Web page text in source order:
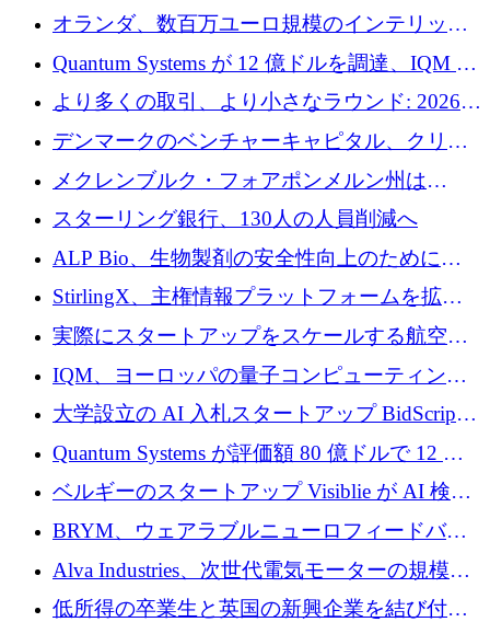
ウェア層
オランダ、数百万ユーロ規模のインテリック
との提携で軍用ドローンにソフトウェアファ
ースト戦略を採用
Quantum Systems が 12 億ドルを調達、IQM が
米国の主要取引所で初の欧州量子企業とな
る、6 月に欧州のスタートアップ資金調達
より多くの取引、より小さなラウンド: 2026
年 6 月に欧州のスタートアップ資金調達
デンマークのベンチャーキャピタル、クリメ
ンタム・キャピタルが気候変動対策ハードウ
ェア投資として初回クローズで6,000万ユーロ
を確保
メクレンブルク・フォアポンメルン州は
Nextcloud を州全体に展開し、オープンソース
戦略を拡大
スターリング銀行、130人の人員削減へ
ALP Bio、生物製剤の安全性向上のために
Venture Kick から 16 万 1,000 ユーロを調達
StirlingX、主権情報プラットフォームを拡張
するためにシリーズ A で 2,000 万ドルを確保
実際にスタートアップをスケールする航空イ
ノベーション モデルを学ぶ
IQM、ヨーロッパの量子コンピューティング
企業として初めて米国の主要取引所に上場
大学設立の AI 入札スタートアップ BidScript
がプレシード資金総額 100 万ドルを突破
Quantum Systems が評価額 80 億ドルで 12 億
ドルを調達
ベルギーのスタートアップ Visiblie が AI 検索
の可視化のために 50 万ユーロを調達
BRYM、ウェアラブルニューロフィードバッ
クプラットフォームの開発に65万ユーロを確
Alva Industries、次世代電気モーターの規模拡
大に 1,600 万ユーロを調達
低所得の卒業生と英国の新興企業を結び付け